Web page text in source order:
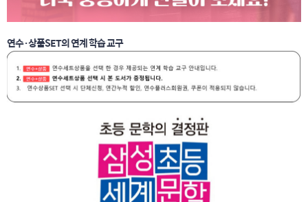
연수·상품SET의 연계 학습 교구